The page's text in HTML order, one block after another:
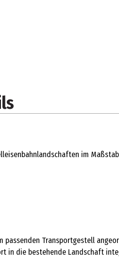
im
passenden Transportgestell
in die bestehende Landschaft